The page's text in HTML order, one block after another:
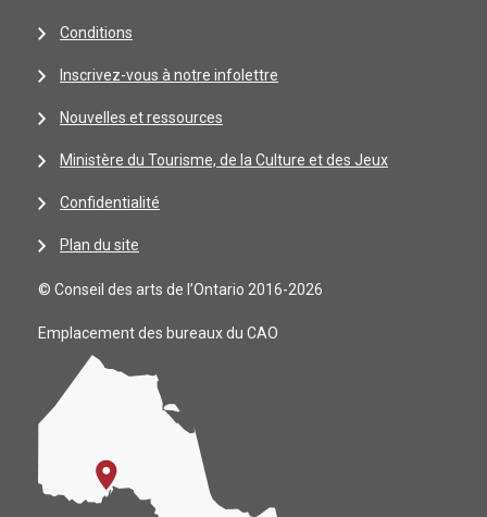
Conditions
Inscrivez-vous à notre infolettre
Nouvelles et ressources
Ministère du Tourisme, de la Culture et des Jeux
Confidentialité
Plan du site
© Conseil des arts de l’Ontario 2016-2026
Emplacement des bureaux du CAO